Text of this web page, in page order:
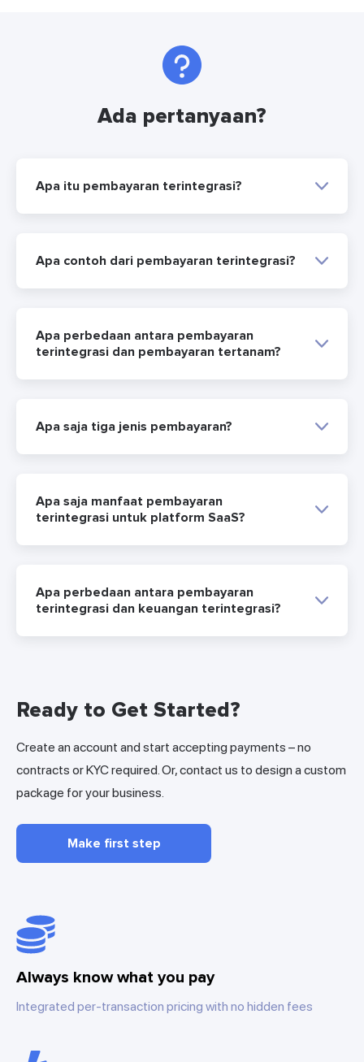
Ada pertanyaan?
Apa itu pembayaran terintegrasi?
Apa contoh dari pembayaran terintegrasi?
Apa perbedaan antara pembayaran
terintegrasi dan pembayaran tertanam?
Apa saja tiga jenis pembayaran?
Apa saja manfaat pembayaran
terintegrasi untuk platform SaaS?
Apa perbedaan antara pembayaran
terintegrasi dan keuangan terintegrasi?
Ready to Get Started?
Create an account and start accepting payments – no
contracts or KYC required. Or, contact us to design a custom
package for your business.
Make first step
Always know what you pay
Integrated per-transaction pricing with no hidden fees